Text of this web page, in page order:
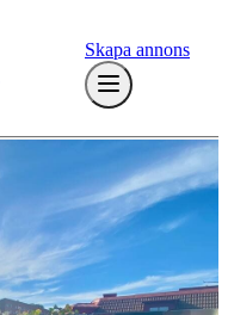
Skapa annons